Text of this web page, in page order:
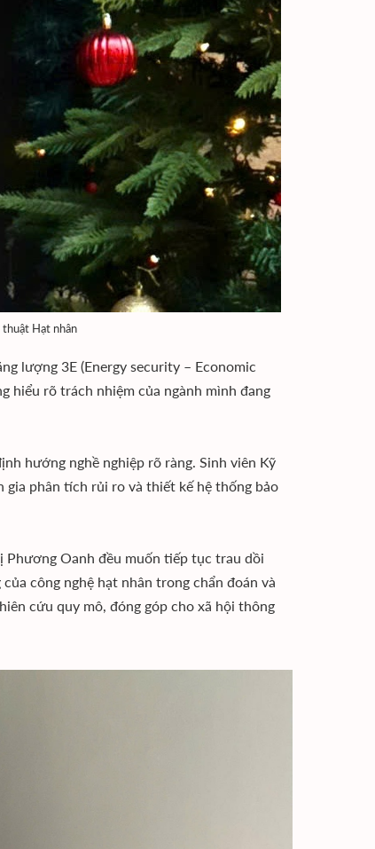
Hạt nhân
lượng 3E (Energy security – Economic
hiểu rõ trách nhiệm của ngành mình đang
hướng nghề nghiệp rõ ràng. Sinh viên Kỹ
phân tích rủi ro và thiết kế hệ thống bảo
Phương Oanh đều muốn tiếp tục trau dồi
công nghệ hạt nhân trong chẩn đoán và
cứu quy mô, đóng góp cho xã hội thông